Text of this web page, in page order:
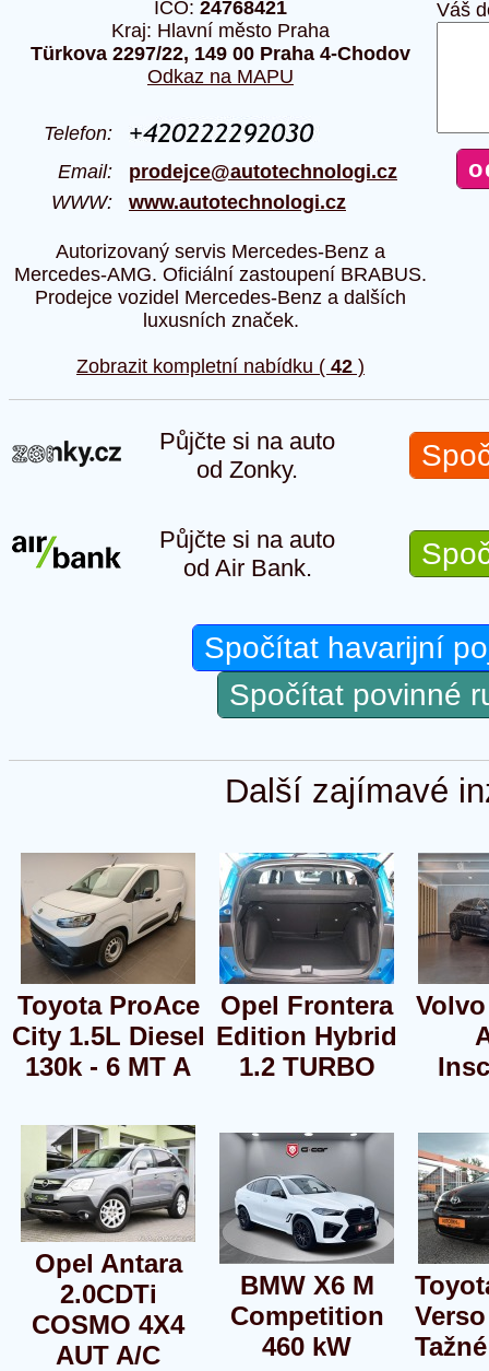
IČO: 24768421
Kraj: Hlavní město Praha
Türkova 2297/22, 149 00 Praha 4-Chodov
Odkaz na MAPU
Telefon:
Email: prodejce@autotechnologi.cz
WWW: www.autotechnologi.cz
Autorizovaný servis Mercedes-Benz a
Mercedes-AMG. Oficiální zastoupení BRABUS.
Prodejce vozidel Mercedes-Benz a dalších
luxusních značek.
Zobrazit kompletní nabídku ( 42 )
Váš
Půjčte si na auto
od Zonky.
Půjčte si na auto
od Air Bank.
Spočítat havarijní
Spočítat povinné
Další zajímavé
Toyota ProAce
City 1.5L Diesel
130k - 6 MT A
Opel Frontera
Edition Hybrid
1.2 TURBO
Opel Antara
2.0CDTi
COSMO 4X4
AUT A/C
BMW X6 M
Competition
460 kW